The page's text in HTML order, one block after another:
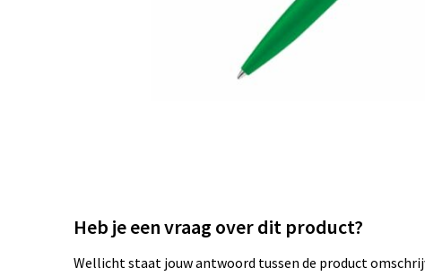
Heb je een vraag over dit product?
Wellicht staat jouw antwoord tussen de product